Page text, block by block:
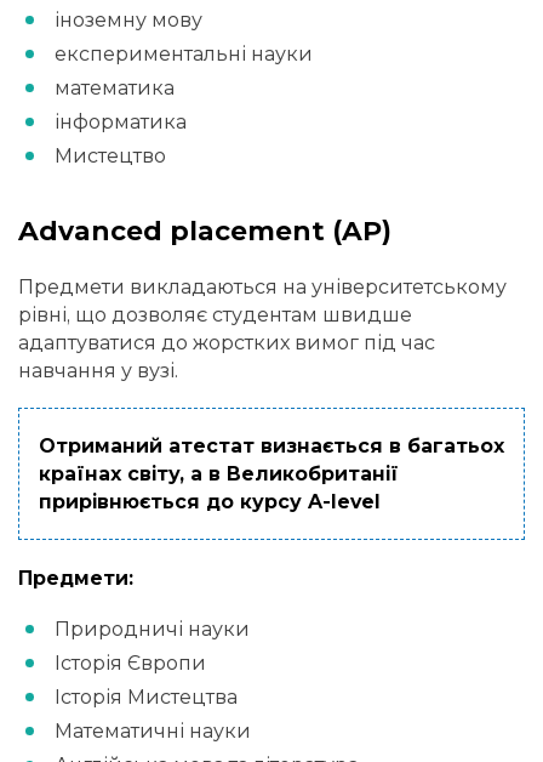
іноземну мову
експериментальні науки
математика
інформатика
Мистецтво
Advanced placement (AP)
Предмети викладаються на університетському
рівні, що дозволяє студентам швидше
адаптуватися до жорстких вимог під час
навчання у вузі.
Отриманий атестат визнається в багатьох
країнах світу, а в Великобританії
прирівнюється до курсу A-level
Предмети:
Природничі науки
Історія Європи
Історія Мистецтва
Математичні науки